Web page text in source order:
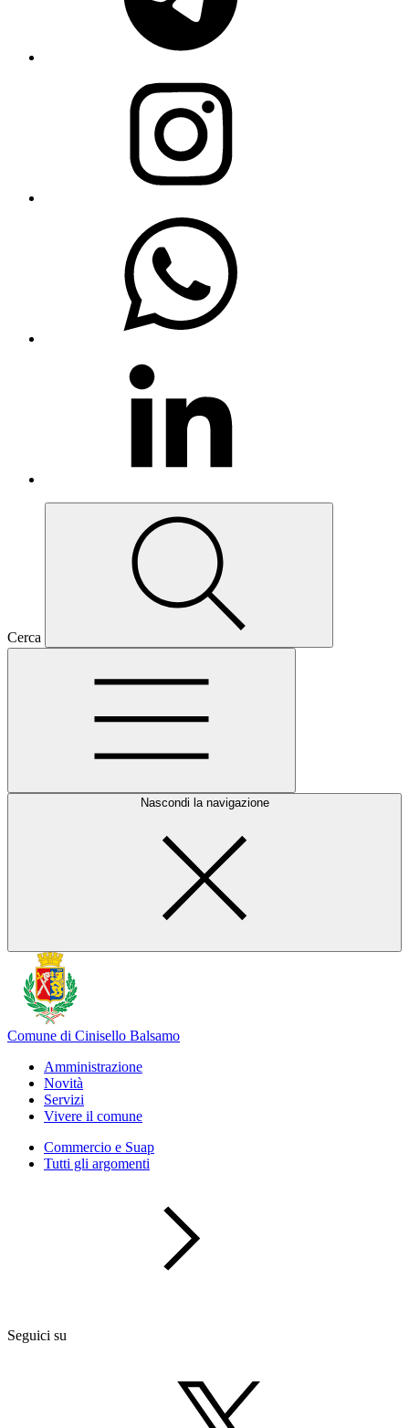
Cerca
Nascondi la navigazione
Comune di Cinisello Balsamo
Amministrazione
Novità
Servizi
Vivere il comune
Commercio e Suap
Tutti gli argomenti
Seguici su